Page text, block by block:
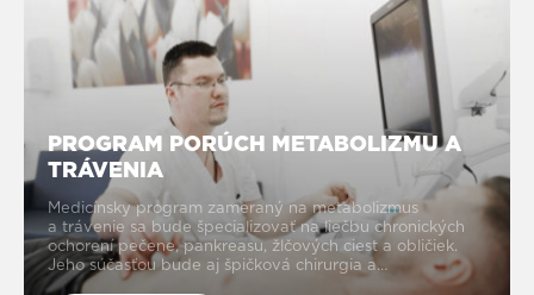
PROGRAM PORÚCH METABOLIZMU A
TRÁVENIA
Medicínsky program zameraný na metabolizmus
a trávenie sa bude špecializovať na liečbu chronických
ochorení pečene, pankreasu, žlčových ciest a obličiek.
Jeho súčasťou bude aj špičková chirurgia a
odstraňovanie škodlivých látok z krvi na dialyzačnom